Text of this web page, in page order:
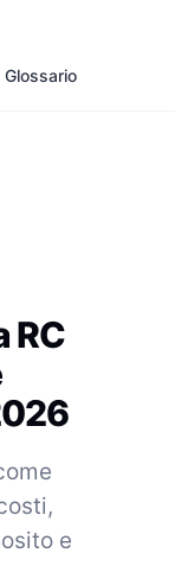
Glossario
RC
e